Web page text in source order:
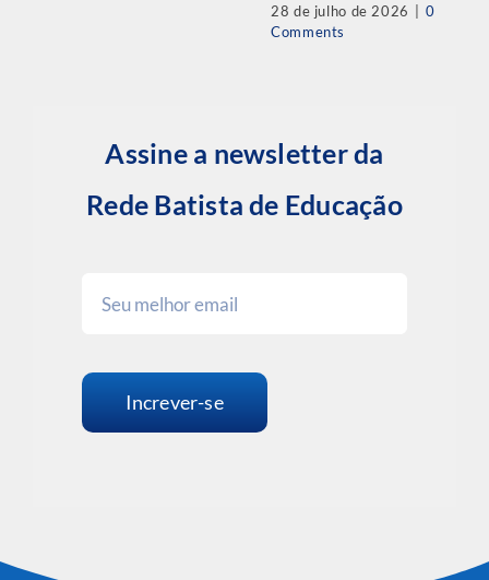
28 de julho de 2026 | 0
Comments
Assine a newsletter da
Rede Batista de Educação
Increver-se